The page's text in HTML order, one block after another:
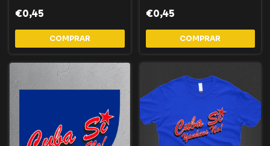
€0,45 €0,45